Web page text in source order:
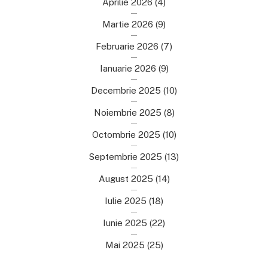
Martie 2026 (9)
Februarie 2026 (7)
Ianuarie 2026 (9)
Decembrie 2025 (10)
Noiembrie 2025 (8)
Octombrie 2025 (10)
Septembrie 2025 (13)
August 2025 (14)
Iulie 2025 (18)
Iunie 2025 (22)
Mai 2025 (25)